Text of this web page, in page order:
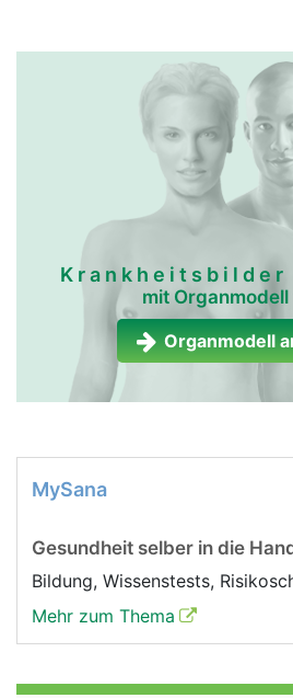
mit
Organmodell
MySana
Gesundheit selber in die
Bildung, Wissenstests,
Mehr zum Thema